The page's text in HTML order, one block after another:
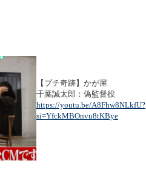
【プチ奇跡】かが屋
千葉誠太郎：偽監督役
https://youtu.be/A8Fhw8NLkfU?
si=YfckMBOnvu8tKBye